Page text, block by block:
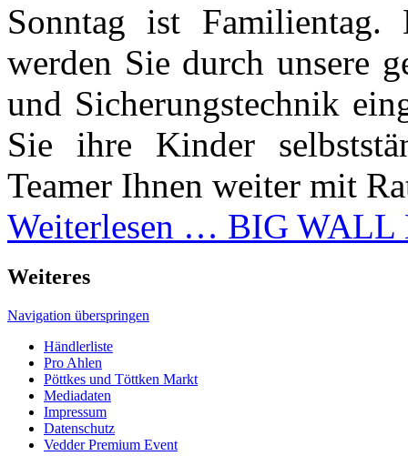
Sonntag ist
werden Sie durch unsere
und Sicherungstechnik
Sie ihre Kinder
Teamer Ihnen weiter mit
Weiterlesen … BIG WALL
Weiteres
Navigation überspringen
Händlerliste
Pro Ahlen
Pöttkes und Töttken Markt
Mediadaten
Impressum
Datenschutz
Vedder Premium Event